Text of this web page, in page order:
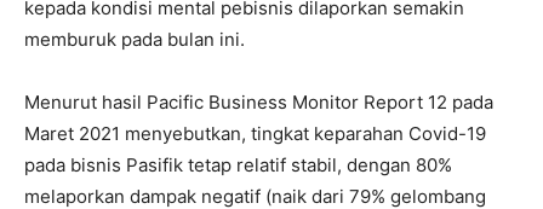
kepada kondisi mental pebisnis dilaporkan semakin
memburuk pada bulan ini.
Menurut hasil Pacific Business Monitor Report 12 pada
Maret 2021 menyebutkan, tingkat keparahan Covid-19
pada bisnis Pasifik tetap relatif stabil, dengan 80%
melaporkan dampak negatif (naik dari 79% gelombang